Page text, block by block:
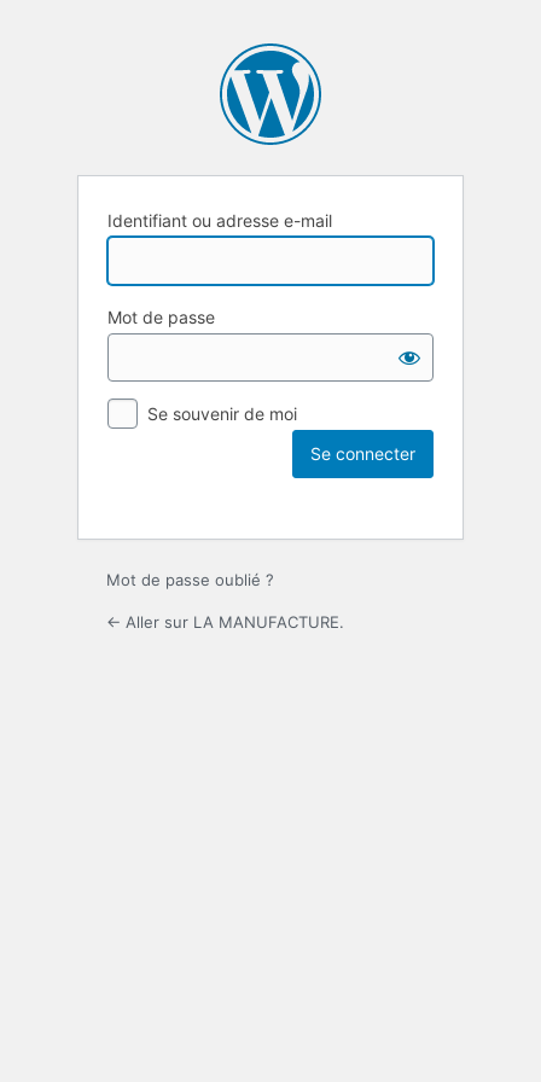
Identifiant ou adresse e-mail
Mot de passe
Se souvenir de moi
Mot de passe oublié ?
← Aller sur LA MANUFACTURE.